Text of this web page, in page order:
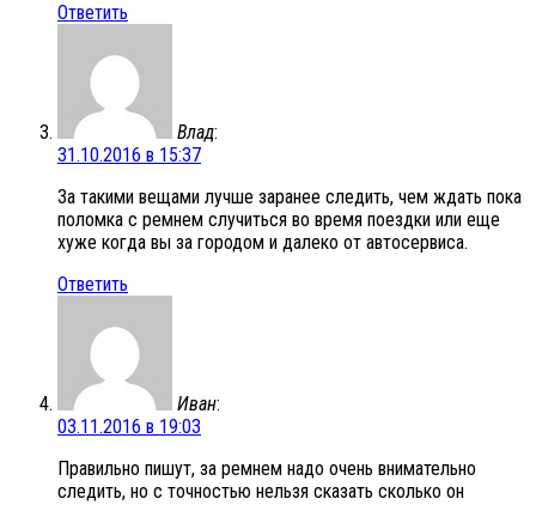
Ответить
Влад:
31.10.2016 в 15:37
За такими вещами лучше заранее следить, чем ждать пока
поломка с ремнем случиться во время поездки или еще
хуже когда вы за городом и далеко от автосервиса.
Ответить
Иван:
03.11.2016 в 19:03
Правильно пишут, за ремнем надо очень внимательно
следить, но с точностью нельзя сказать сколько он